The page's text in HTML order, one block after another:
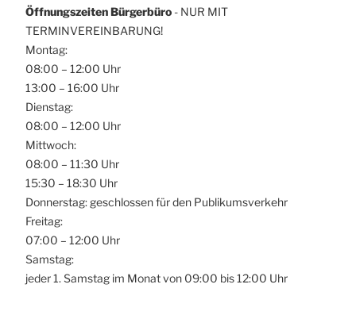
Öffnungszeiten Bürgerbüro - NUR MIT
TERMINVEREINBARUNG!
Montag:
08:00 – 12:00 Uhr
13:00 – 16:00 Uhr
Dienstag:
08:00 – 12:00 Uhr
Mittwoch:
08:00 – 11:30 Uhr
15:30 – 18:30 Uhr
Donnerstag: geschlossen für den Publikumsverkehr
Freitag:
07:00 – 12:00 Uhr
Samstag:
jeder 1. Samstag im Monat von 09:00 bis 12:00 Uhr